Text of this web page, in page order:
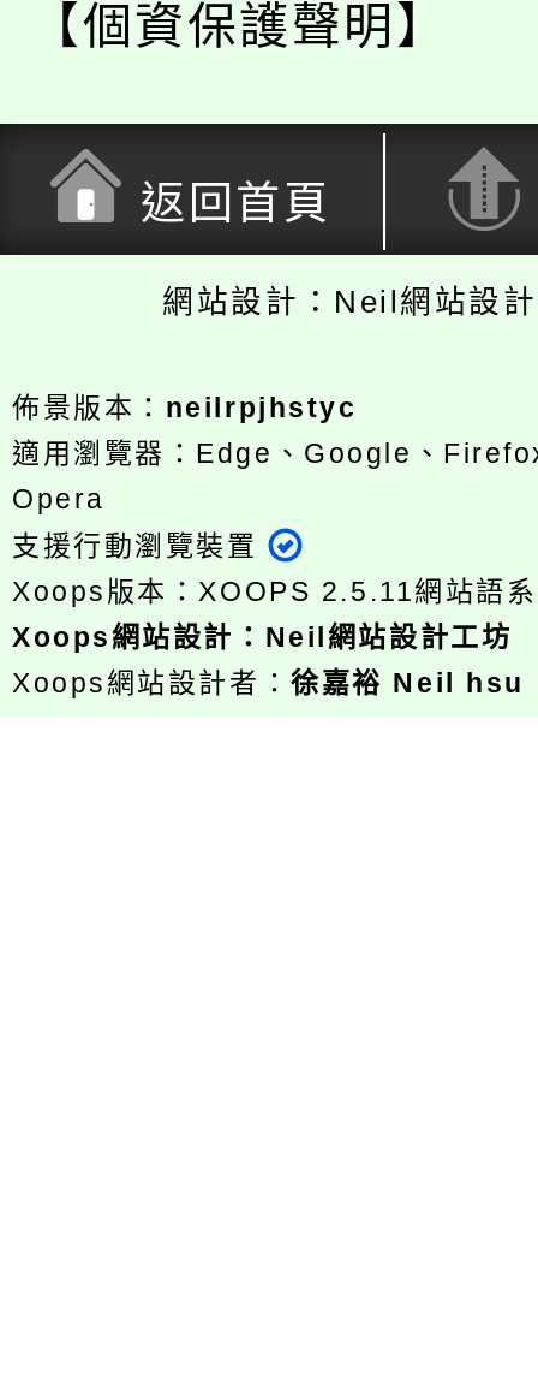
【個資保護聲明】
返回首頁
網站設計：Neil網站設
佈景版本： neilrpjhstyc
適用瀏覽器：Edge、Google、
Opera
支援行動瀏覽裝置
Xoops版本：XOOPS 2.5.11網站語
Xoops網站設計 ： Neil網站設計工坊
Xoops網站設計者：徐嘉裕 Neil hsu